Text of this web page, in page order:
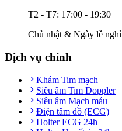
T2 - T7: 17:00 - 19:30
Chủ nhật & Ngày lễ nghỉ
Dịch vụ chính
Khám Tim mạch
Siêu âm Tim Doppler
Siêu âm Mạch máu
Điện tâm đồ (ECG)
Holter ECG 24h